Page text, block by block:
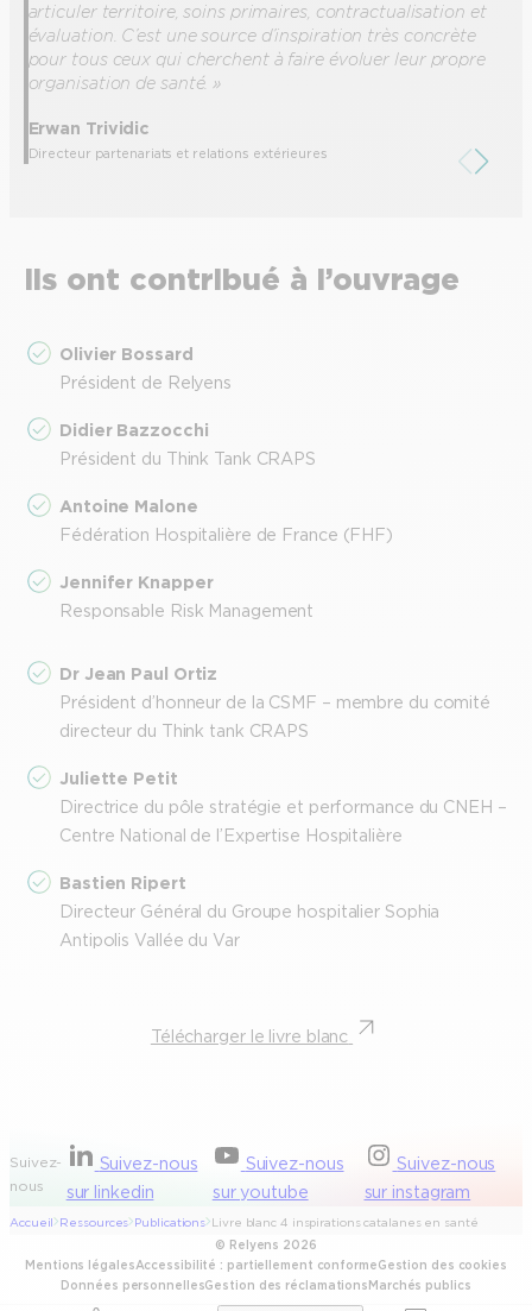
articuler territoire, soins primaires, contractualisation et
évaluation. C’est une source d’inspiration très concrète
pour tous ceux qui cherchent à faire évoluer leur propre
organisation de santé. »
Erwan Trividic
Directeur partenariats et relations extérieures
Ils ont contribué à l’ouvrage
Olivier Bossard
Président de Relyens
Didier Bazzocchi
Président du Think Tank CRAPS
Antoine Malone
Fédération Hospitalière de France (FHF)
Jennifer Knapper
Responsable Risk Management
Dr Jean Paul Ortiz
Président d’honneur de la CSMF – membre du comité
directeur du Think tank CRAPS
Juliette Petit
Directrice du pôle stratégie et performance du CNEH –
Centre National de l’Expertise Hospitalière
Bastien Ripert
Directeur Général du Groupe hospitalier Sophia
Antipolis Vallée du Var
Télécharger le livre blanc
Suivez-
nous
Suivez-nous
sur linkedin
Suivez-nous
sur youtube
Suivez-nous
sur instagram
Accueil Ressources Publications Livre blanc 4 inspirations catalanes en santé
© Relyens 2026
Mentions légalesAccessibilité : partiellement conformeGestion des cookies
Données personnellesGestion des réclamationsMarchés publics